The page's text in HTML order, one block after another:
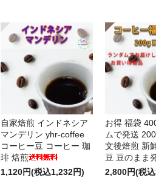
自家焙煎 インドネシア
マンデリン yhr-coffee
コーヒー豆 コーヒー 珈
琲 焙煎
1,120円(税込1,232円)
お得 福袋
ムで発送
文後焙煎 新
豆 豆のまま
2,800円(税